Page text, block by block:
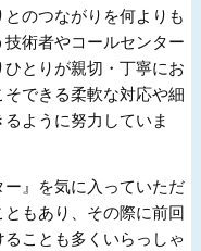
のつながりを何よりも
術者やコールセンター
とりが親切・丁寧にお
できる柔軟な対応や細
ように努力していま
』を気に入っていただ
もあり、その際に前回
ことも多くいらっしゃ